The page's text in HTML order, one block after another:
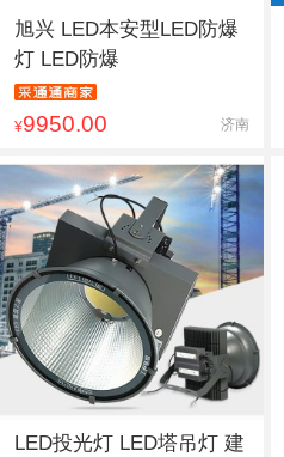
旭兴 LED本安型LED防爆
灯 LED防爆
¥9950.00 济南
LED投光灯 LED塔吊灯 建